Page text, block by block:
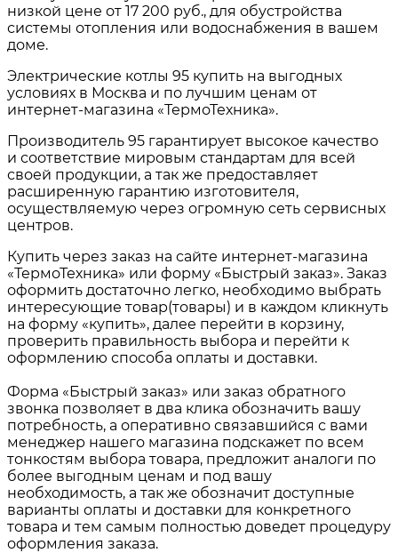
низкой цене от 17 200 руб., для обустройства
системы отопления или водоснабжения в вашем
доме.
Электрические котлы 95 купить на выгодных
условиях в Москва и по лучшим ценам от
интернет-магазина «ТермоТехника».
Производитель 95 гарантирует высокое качество
и соответствие мировым стандартам для всей
своей продукции, а так же предоставляет
расширенную гарантию изготовителя,
осуществляемую через огромную сеть сервисных
центров.
Купить через заказ на сайте интернет-магазина
«ТермоТехника» или форму «Быстрый заказ». Заказ
оформить достаточно легко, необходимо выбрать
интересующие товар(товары) и в каждом кликнуть
на форму «купить», далее перейти в корзину,
проверить правильность выбора и перейти к
оформлению способа оплаты и доставки.
Форма «Быстрый заказ» или заказ обратного
звонка позволяет в два клика обозначить вашу
потребность, а оперативно связавшийся с вами
менеджер нашего магазина подскажет по всем
тонкостям выбора товара, предложит аналоги по
более выгодным ценам и под вашу
необходимость, а так же обозначит доступные
варианты оплаты и доставки для конкретного
товара и тем самым полностью доведет процедуру
оформления заказа.